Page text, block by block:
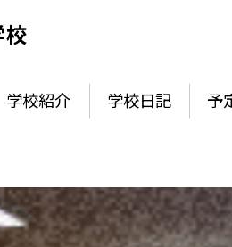
学校紹介 学校日記 予